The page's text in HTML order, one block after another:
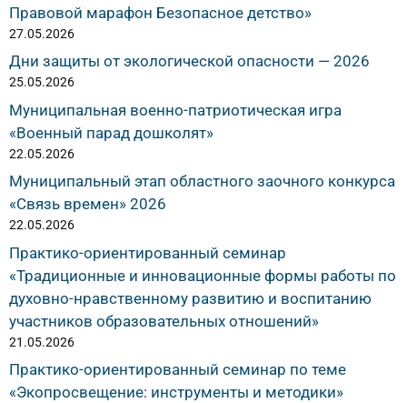
Правовой марафон Безопасное детство»
27.05.2026
Дни защиты от экологической опасности — 2026
25.05.2026
Муниципальная военно-патриотическая игра
«Военный парад дошколят»
22.05.2026
Муниципальный этап областного заочного конкурса
«Связь времен» 2026
22.05.2026
Практико-ориентированный семинар
«Традиционные и инновационные формы работы по
духовно-нравственному развитию и воспитанию
участников образовательных отношений»
21.05.2026
Практико-ориентированный семинар по теме
«Экопросвещение: инструменты и методики»